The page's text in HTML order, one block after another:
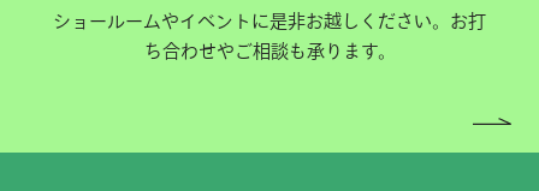
ショールームやイベントに是非お越しください。お打
ち合わせやご相談も承ります。